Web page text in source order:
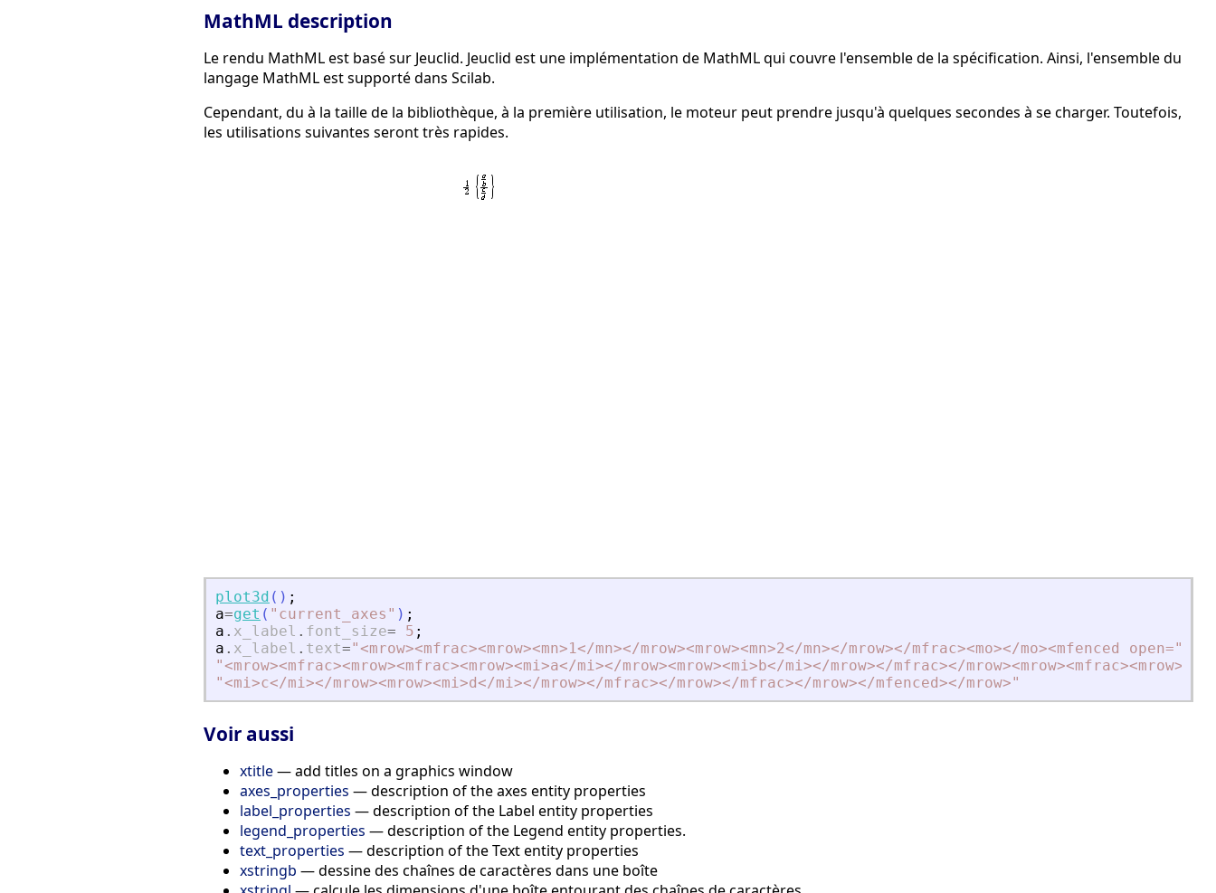
MathML description
Le rendu MathML est basé sur Jeuclid. Jeuclid est une implémentation de MathML qui couvre l'ensemble de la spécification. Ainsi, l'ensemble du
langage MathML est supporté dans Scilab.
Cependant, du à la taille de la bibliothèque, à la première utilisation, le moteur peut prendre jusqu'à quelques secondes à se charger. Toutefois,
les utilisations suivantes seront très rapides.
plot3d ( ) ;
a=get ( " current_axes " ) ;
a . x_label . font_size= 5 ;
a . x_label . text="<mrow><mfrac><mrow><mn>1</mn></mrow><mrow><mn>2</mn></mrow></mfrac><mo></mo><mfenced
"<mrow><mfrac><mrow><mfrac><mrow><mi>a</mi></mrow><mrow><mi> b</mi></mrow></mfrac></mrow><mrow><mfrac><mrow>
"<mi>c</mi></mrow><mrow><mi>d</mi></mrow></mfrac></mrow></mfrac></mrow></mfenced></mrow>"
Voir aussi
xtitle— add titles on a graphics window
axes_properties — description of the axes entity properties
label_properties — description of the Label entity properties
legend_properties — description of the Legend entity properties.
text_properties — description of the Text entity properties
xstringb — dessine des chaînes de caractères dans une boîte